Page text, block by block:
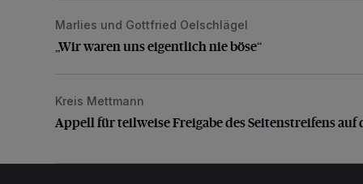
„Wir waren uns eigentlich nie böse“
Marlies und Gottfried Oelschlägel
„Wir waren uns eigentlich nie böse“
Appell für teilweise Freigabe des Seitenstreifens auf
Kreis Mettmann
Appell für teilweise Freigabe des Seitenstreifens auf